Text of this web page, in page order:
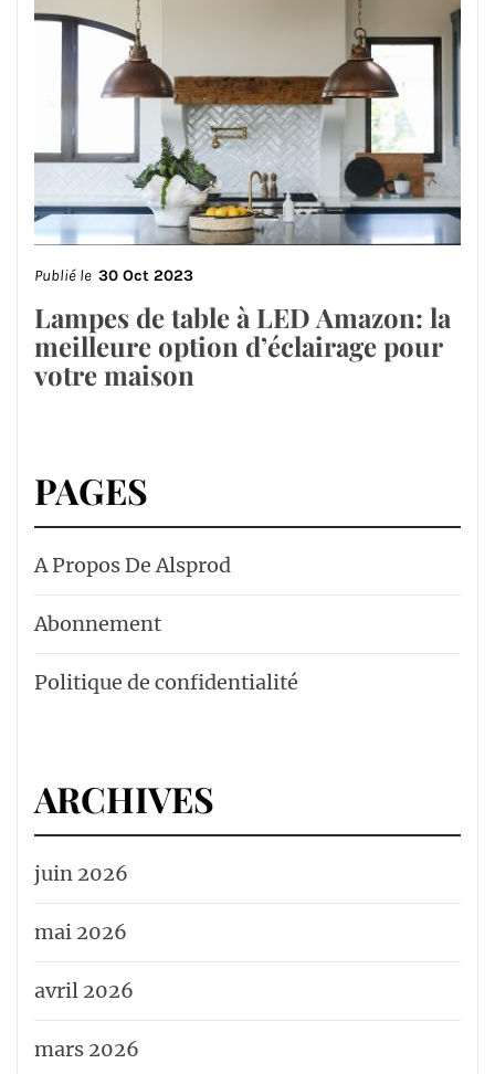
Publié le 30 Oct 2023
Lampes de table à LED Amazon: la
meilleure option d’éclairage pour
votre maison
PAGES
A Propos De Alsprod
Abonnement
Politique de confidentialité
ARCHIVES
juin 2026
mai 2026
avril 2026
mars 2026